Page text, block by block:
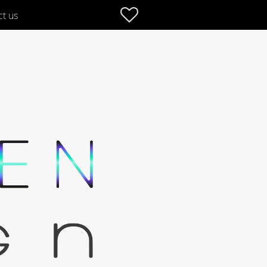
Favoriter
us